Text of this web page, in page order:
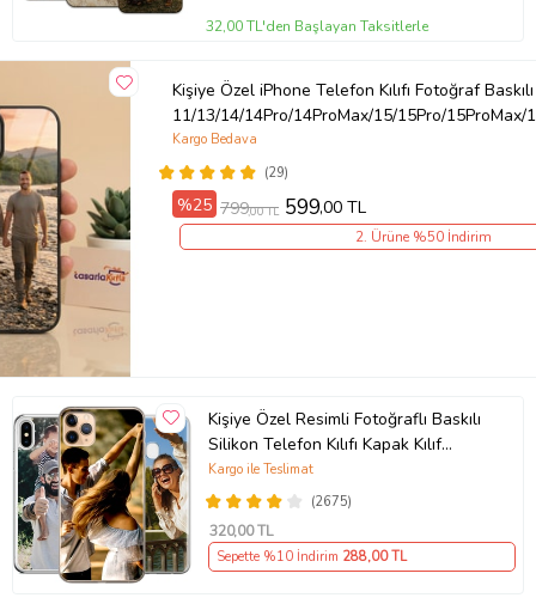
32,00 TL'den Başlayan Taksitlerle
Kişiye Özel iPhone Telefon Kılıfı Fotoğraf Baskılı
11/13/14/14Pro/14ProMax/15/15Pro/
(29)
Kargo Bedava
%25 799,00 TL 599,00 TL
2. Ürüne %50 İndirim
Kişiye Özel Resimli Fotoğraflı Baskılı
Silikon Telefon Kılıfı Kapak Kılıf
(Telefon Modelleri Açıklamada)
(2675)
Kargo ile Teslimat
320,00 TL
Sepette %10 İndirim 288,00 TL